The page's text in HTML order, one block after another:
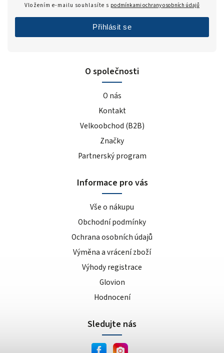
O společnosti
O nás
Kontakt
Velkoobchod (B2B)
Značky
Partnerský program
Informace pro vás
Vše o nákupu
Obchodní podmínky
Ochrana osobních údajů
Výměna a vrácení zboží
Výhody registrace
Glovion
Hodnocení
Vložením e-mailu souhlasíte s podmínkami ochrany osobních údajů
Přihlásit se
Sledujte nás